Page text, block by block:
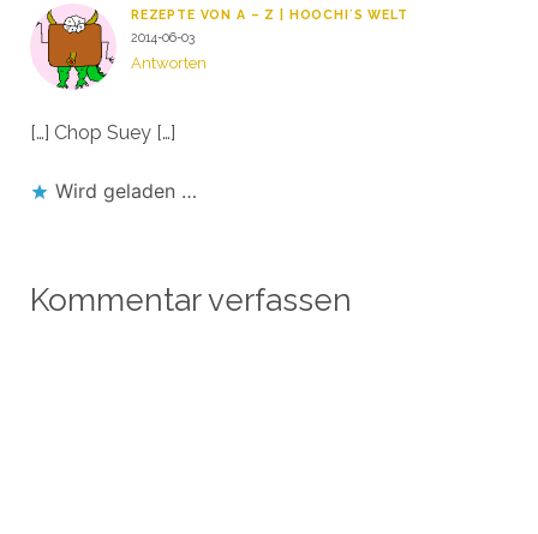
REZEPTE VON A – Z | HOOCHI´S WELT
2014-06-03
Antworten
[…] Chop Suey […]
Wird geladen …
Kommentar verfassen